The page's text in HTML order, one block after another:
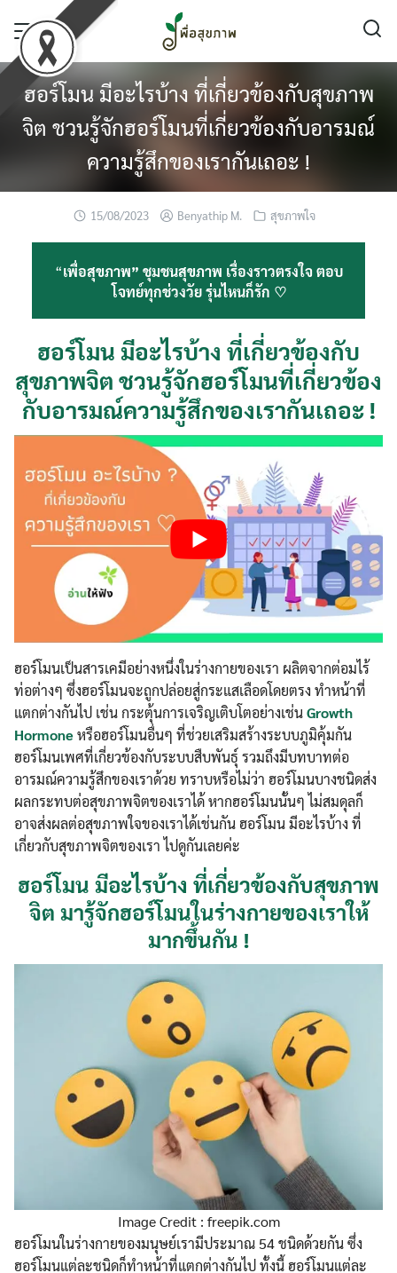
content
ฮอร์โมน มีอะไรบ้าง ที่เกี่ยวข้องกับสุขภาพ
จิต ชวนรู้จักฮอร์โมนที่เกี่ยวข้องกับอารมณ์
ความรู้สึกของเรากันเถอะ !
15/08/2023 Benyathip M. สุขภาพใจ
“เพื่อสุขภาพ” ชุมชนสุขภาพ เรื่องราวตรงใจ ตอบ
โจทย์ทุกช่วงวัย รุ่นไหนก็รัก ♡
ฮอร์โมน มีอะไรบ้าง ที่เกี่ยวข้องกับ
สุขภาพจิต ชวนรู้จักฮอร์โมนที่เกี่ยวข้อง
กับอารมณ์ความรู้สึกของเรากันเถอะ !
ฮอร์โมนเป็นสารเคมีอย่างหนึ่งในร่างกายของเรา ผลิตจากต่อมไร้
ท่อต่างๆ ซึ่งฮอร์โมนจะถูกปล่อยสู่กระแสเลือดโดยตรง ทำหน้าที่
แตกต่างกันไป เช่น กระตุ้นการเจริญเติบโตอย่างเช่นGrowth
Hormoneหรือฮอร์โมนอื่นๆ ที่ช่วยเสริมสร้างระบบภูมิคุ้มกัน
ฮอร์โมนเพศที่เกี่ยวข้องกับระบบสืบพันธ์ุ รวมถึงมีบทบาทต่อ
อารมณ์ความรู้สึกของเราด้วย ทราบหรือไม่ว่า ฮอร์โมนบางชนิดส่ง
ผลกระทบต่อสุขภาพจิตของเราได้ หากฮอร์โมนนั้นๆ ไม่สมดุลก็
อาจส่งผลต่อสุขภาพใจของเราได้เช่นกัน ฮอร์โมน มีอะไรบ้าง ที่
เกี่ยวกับสุขภาพจิตของเรา ไปดูกันเลยค่ะ
ฮอร์โมน มีอะไรบ้าง ที่เกี่ยวข้องกับสุขภาพ
จิต มารู้จักฮอร์โมนในร่างกายของเราให้
มากขึ้นกัน !
Image Credit : freepik.com
ฮอร์โมนในร่างกายของมนุษย์เรามีประมาณ 54 ชนิดด้วยกัน ซึ่ง
ฮอร์โมนแต่ละชนิดก็ทำหน้าที่แตกต่างกันไป ทั้งนี้ ฮอร์โมนแต่ละ